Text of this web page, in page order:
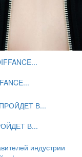
В...
индустрии